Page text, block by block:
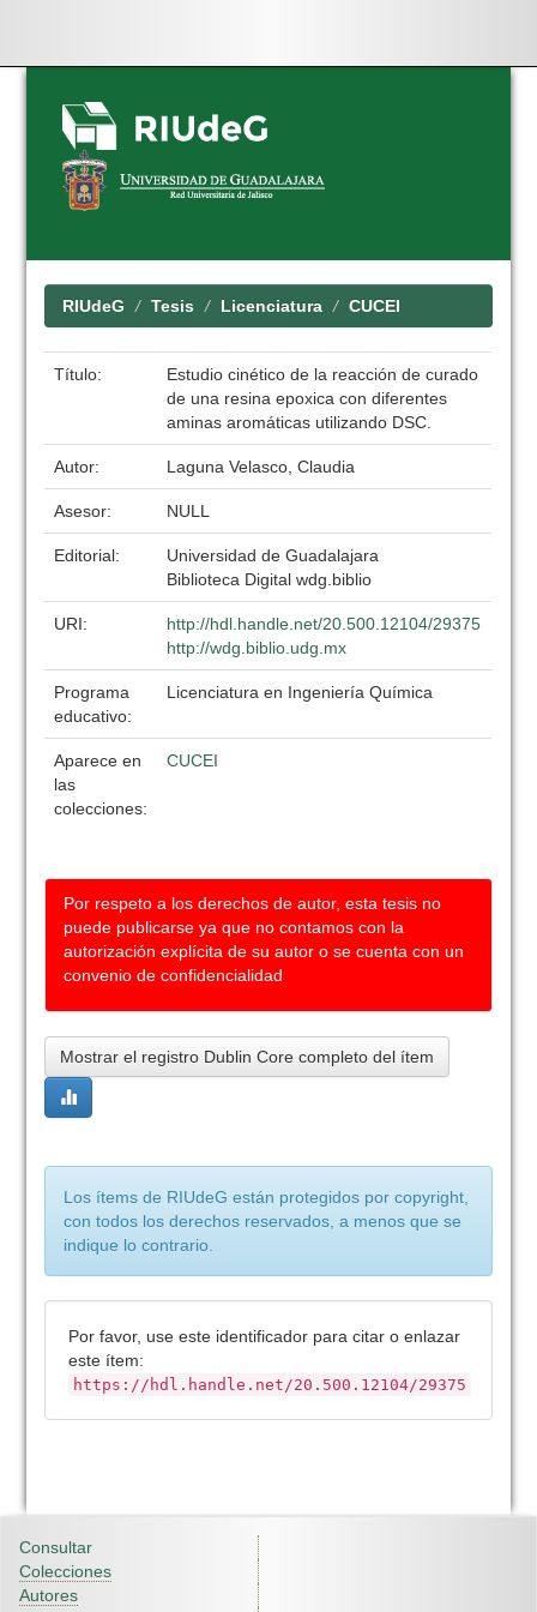
Skip
navigation
RIUdeG Tesis Licenciatura CUCEI
Título:
Estudio cinético de la reacción de curado
de una resina epoxica con diferentes
aminas aromáticas utilizando DSC.
Autor: Laguna Velasco, Claudia
Asesor: NULL
Editorial:
Universidad de Guadalajara
Biblioteca Digital wdg.biblio
URI:
http://hdl.handle.net/20.500.12104/29375
http://wdg.biblio.udg.mx
Programa
educativo:
Licenciatura en Ingeniería Química
Aparece en
las
colecciones:
CUCEI
Por respeto a los derechos de autor, esta tesis no
puede publicarse ya que no contamos con la
autorización explícita de su autor o se cuenta con un
convenio de confidencialidad
Mostrar el registro Dublin Core completo del ítem
Los ítems de RIUdeG están protegidos por copyright,
con todos los derechos reservados, a menos que se
indique lo contrario.
Por favor, use este identificador para citar o enlazar
este ítem:
https://hdl.handle.net/20.500.12104/29375
Consultar
Colecciones
Autores